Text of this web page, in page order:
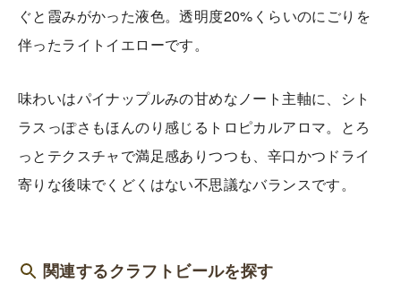
ぐと霞みがかった液色。透明度20%くらいのにごりを
伴ったライトイエローです。
味わいはパイナップルみの甘めなノート主軸に、シト
ラスっぽさもほんのり感じるトロピカルアロマ。とろ
っとテクスチャで満足感ありつつも、辛口かつドライ
寄りな後味でくどくはない不思議なバランスです。
関連するクラフトビールを探す